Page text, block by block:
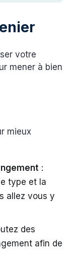
votre
mener à bien
mieux
:
type et la
allez vous y
des
afin de